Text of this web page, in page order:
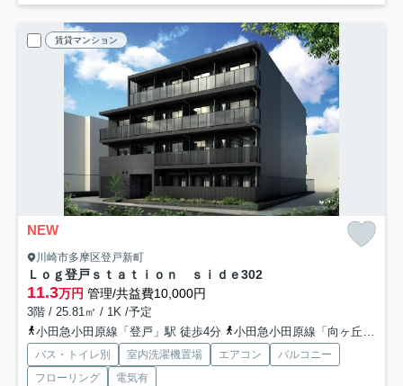
賃貸マンション
NEW
川崎市多摩区登戸新町
Ｌｏｇ登戸ｓｔａｔｉｏｎ ｓｉｄｅ302
11.3万円 管理/共益費10,000円
3階 / 25.81㎡ / 1K /予定
小田急小田原線「登戸」駅 徒歩4分
小田急小田原線「向ヶ丘遊園」駅 徒歩11分
バス・トイレ別 室内洗濯機置場 エアコン
バルコニー
フローリング
電気有